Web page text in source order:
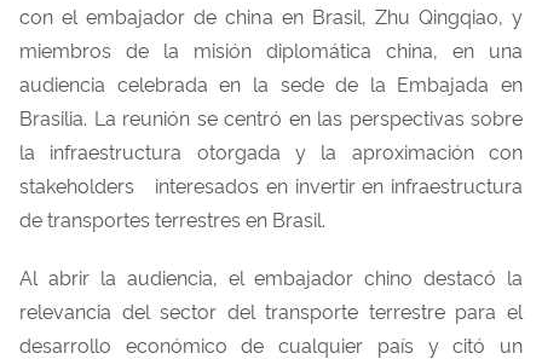
con el embajador de china enBrasil, Zhu Qingqiao, y
miembros de la misión diplomática china, en una
audiencia celebradaen la sede de la Embajada en
Brasilia. La reunión se centró en las perspectivas sobre
la infraestructura otorgada y la aproximación con
stakeholders
interesados en invertir en infraestructura
de transportes terrestres en Brasil.
Al abrir la audiencia, el embajador chinodestacó la
relevancia del sector del transporte terrestre parael
desarrollo económico decualquier país ycitó
un